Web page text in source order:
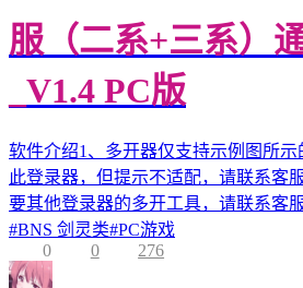
服（二系+三系）
_V1.4 PC版
软件介绍1、多开器仅支持示例图所
此登录器，但提示不适配，请联系客
要其他登录器的多开工具，请联系客
#BNS 剑灵类#PC游戏
0
0 276